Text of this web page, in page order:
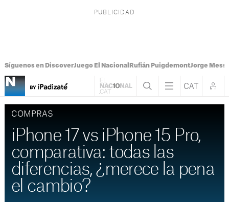
Síguenos en DiscoverJuego El Nacional Rufián PuigdemontJorge Messi
COMPRAS
iPhone 17 vs iPhone 15 Pro,
comparativa: todas las
diferencias, ¿merece la pena
el cambio?